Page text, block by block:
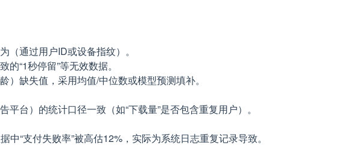
（通过用户ID或设备指纹）。
“1秒停留”等无效数据。
）缺失值，采用均值/中位数或模型预测填补。
台）的统计口径一致（如“下载量”是否包含重复用户）。
中“支付失败率”被高估12%，实际为系统日志重复记录导致。